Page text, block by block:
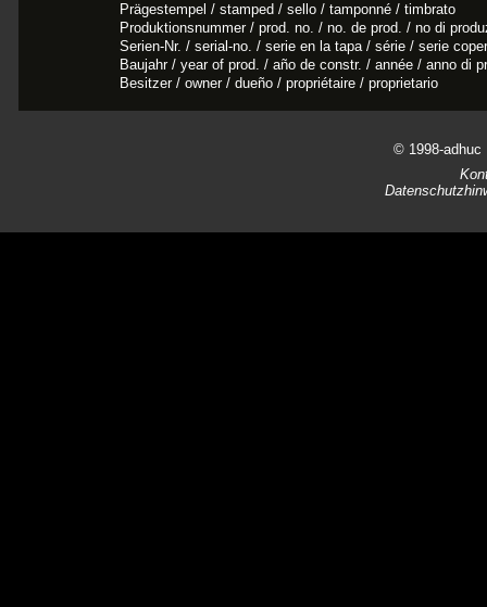
Prägestempel / stamped / sello / tamponné / timbrato
Produktionsnummer / prod. no. / no. de prod. / no di
Serien-Nr. / serial-no. / serie en la tapa / série / serie
Baujahr / year of prod. / año de constr. / année / anno di
Besitzer / owner / dueño / propriétaire / proprietario
© 1998-adhuc